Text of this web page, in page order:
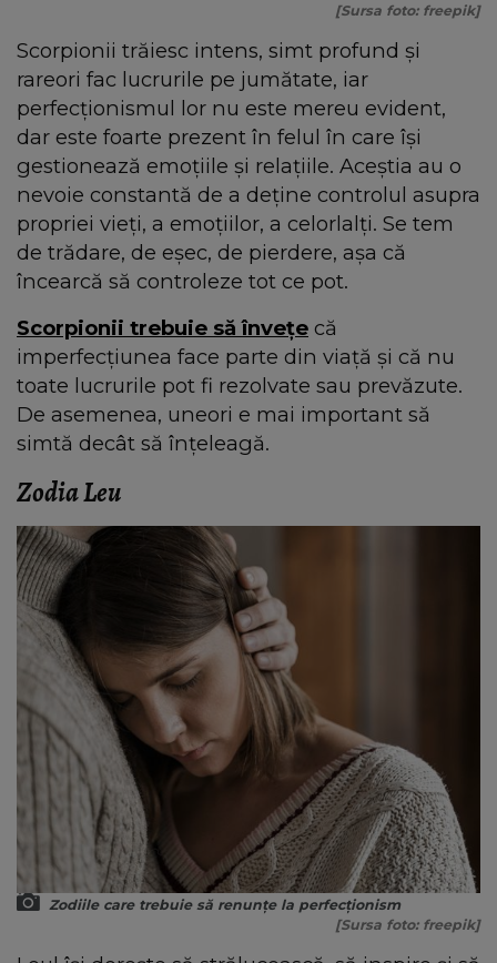
[Sursa foto: freepik]
Scorpionii trăiesc intens, simt profund și
rareori fac lucrurile pe jumătate, iar
perfecționismul lor nu este mereu evident,
dar este foarte prezent în felul în care își
gestionează emoțiile și relațiile. Aceștia au o
nevoie constantă de a deține controlul asupra
propriei vieți, a emoțiilor, a celorlalți. Se tem
de trădare, de eșec, de pierdere, așa că
încearcă să controleze tot ce pot.
Scorpionii trebuie să învețe că
imperfecțiunea face parte din viață și că nu
toate lucrurile pot fi rezolvate sau prevăzute.
De asemenea, uneori e mai important să
simtă decât să înțeleagă.
Zodia Leu
Zodiile care trebuie să renunțe la perfecționism
[Sursa foto: freepik]